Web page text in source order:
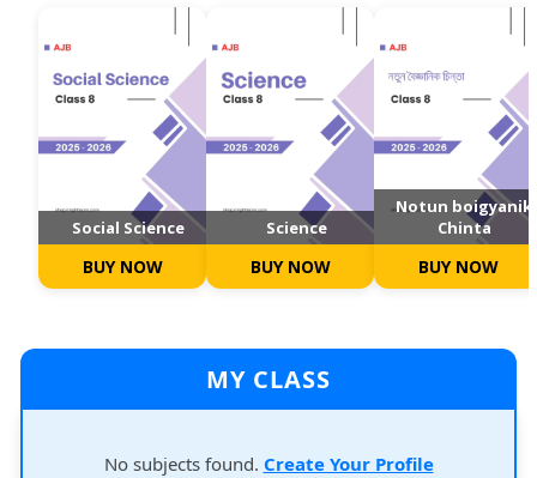
Social Science
BUY NOW
Science
BUY NOW
Notun boigyanik
Chinta
BUY NOW
MY CLASS
No subjects found. Create Your Profile